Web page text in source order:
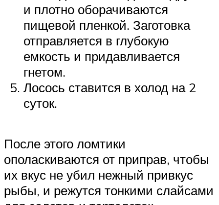
и плотно оборачиваются
пищевой пленкой. Заготовка
отправляется в глубокую
емкость и придавливается
гнетом.
Лосось ставится в холод на 2
суток.
После этого ломтики
ополаскиваются от приправ, чтобы
их вкус не убил нежный привкус
рыбы, и режутся тонкими слайсами